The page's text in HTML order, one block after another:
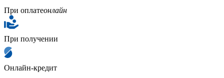
При оплатеонлайн
При получении
Онлайн-кредит